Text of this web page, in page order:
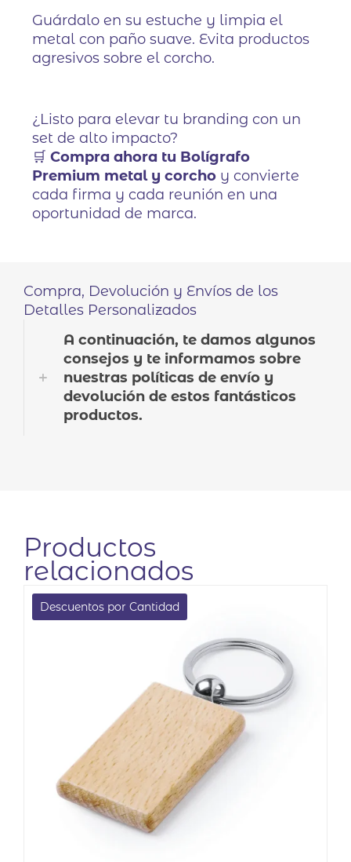
Guárdalo en su estuche y limpia el
metal con paño suave. Evita productos
agresivos sobre el corcho.
¿Listo para elevar tu branding con un
set de alto impacto?
🛒Compra ahora tu Bolígrafo
Premium metal y corcho y convierte
cada firma y cada reunión en una
oportunidad de marca.
Compra, Devolución y Envíos de los
Detalles Personalizados
A continuación, te damos algunos
consejos y te informamos sobre
nuestras políticas de envío y
devolución de estos fantásticos
productos.
Productos
relacionados
Descuentos por Cantidad